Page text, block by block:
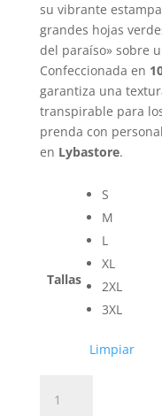
su vibrante
grandes hojas
del paraíso» sobre
Confeccionada en
garantiza una
transpirable para
prenda con
en Lybastore.
Tallas
S
M
L
XL
2XL
3XL
Limpiar
Hawaiana